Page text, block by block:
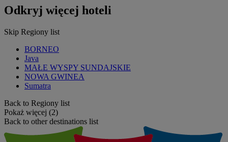
Odkryj więcej hoteli
Skip Regiony list
BORNEO
Java
MAŁE WYSPY SUNDAJSKIE
NOWA GWINEA
Sumatra
Back to Regiony list
Pokaż więcej (2)
Back to other destinations list